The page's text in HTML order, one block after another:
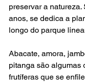
preservar a natureza.
anos, se dedica a
longo do parque
Abacate, amora,
pitanga são algumas
frutíferas que se